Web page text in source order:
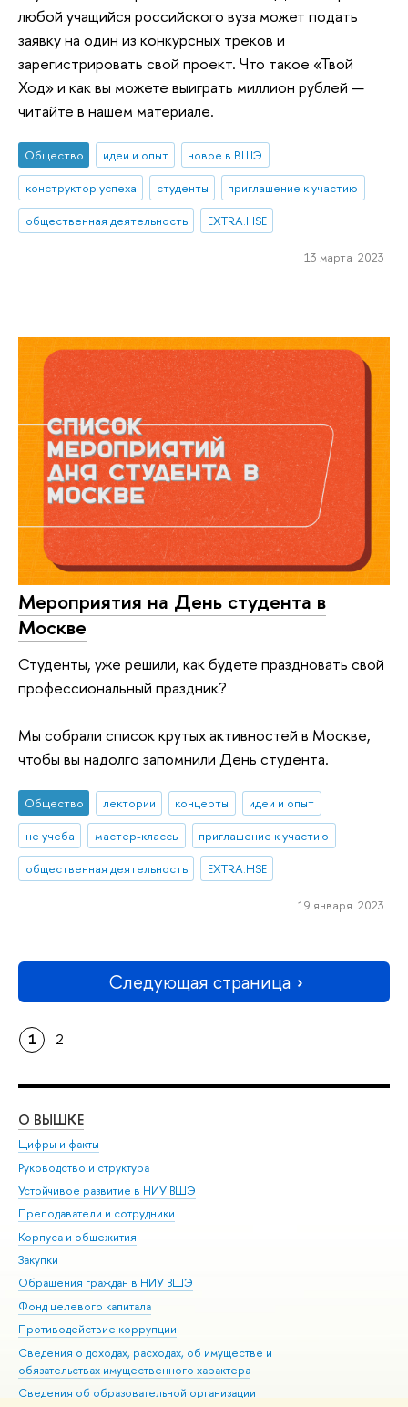
любой учащийся российского вуза может подать
заявку на один из конкурсных треков и
зарегистрировать свой проект. Что такое «Твой
Ход» и как вы можете выиграть миллион рублей —
читайте в нашем материале.
Общество идеи и опыт
новое в ВШЭ
конструктор успеха
студенты
приглашение к участию
общественная деятельность
EXTRA.HSE
13 марта 2023
Мероприятия на День студента в
Москве
Студенты, уже решили, как будете праздновать свой
профессиональный праздник?
Мы собрали список крутых активностей в Москве,
чтобы вы надолго запомнили День студента.
Общество лектории концерты
идеи и опыт
не учеба
мастер-классы
приглашение к участию
общественная деятельность
EXTRA.HSE
19 января 2023
Следующая страница
1 2
О ВЫШКЕ
Цифры и факты
Руководство и структура
Устойчивое развитие в НИУ ВШЭ
Преподаватели и сотрудники
Корпуса и общежития
Закупки
Обращения граждан в НИУ ВШЭ
Фонд целевого капитала
Противодействие коррупции
Сведения о доходах, расходах, об имуществе и
обязательствах имущественного характера
Сведения об образовательной организации